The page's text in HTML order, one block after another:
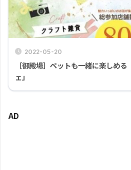
2022-05-20
［御殿場］ペットも一緒に楽しめ
ェ」
AD